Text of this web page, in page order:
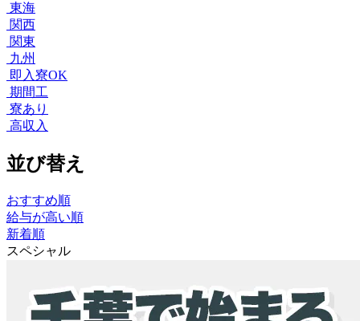
東海
関西
関東
九州
即入寮OK
期間工
寮あり
高収入
並び替え
おすすめ順
給与が高い順
新着順
スペシャル